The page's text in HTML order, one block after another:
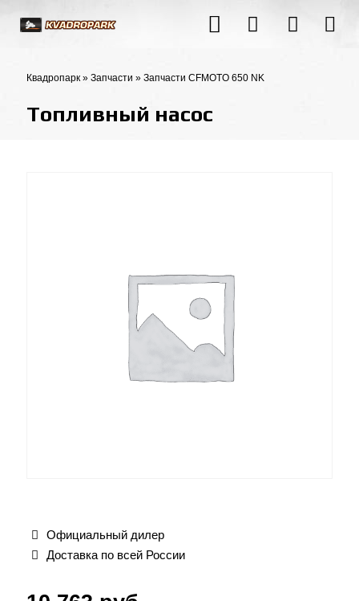
Квадропарк » Запчасти » Запчасти CFMOTO 650 NK
Топливный насос
Официальный дилер
Доставка по всей России